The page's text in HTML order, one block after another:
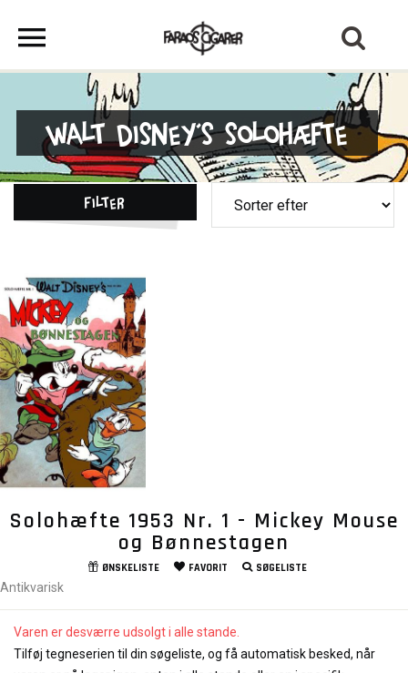
Walt Disney's Solohæfte
Filter
Solohæfte 1953 Nr. 1 - Mickey Mouse
og Bønnestagen
ØNSKELISTE FAVORIT SØGELISTE
Antikvarisk
Varen er desværre udsolgt i alle stande.
Tilføj tegneserien til din søgeliste, og få automatisk besked, når